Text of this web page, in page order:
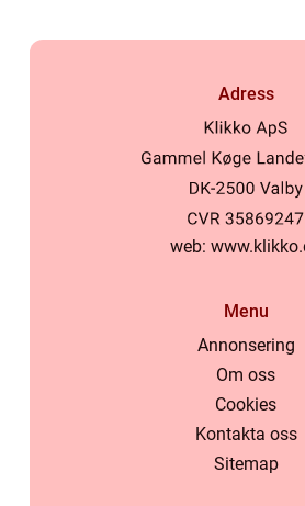
Adress
web:
Menu
Annonsering
Om oss
Cookies
Kontakta oss
Sitemap